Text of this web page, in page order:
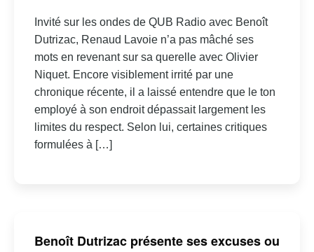
Invité sur les ondes de QUB Radio avec Benoît
Dutrizac, Renaud Lavoie n’a pas mâché ses
mots en revenant sur sa querelle avec Olivier
Niquet. Encore visiblement irrité par une
chronique récente, il a laissé entendre que le ton
employé à son endroit dépassait largement les
limites du respect. Selon lui, certaines critiques
formulées à […]
Benoît Dutrizac présente ses excuses ou